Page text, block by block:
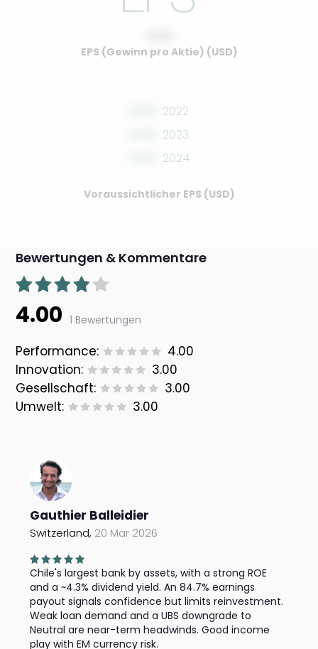
EPS (Gewinn pro Aktie) (USD)
2022
2023
2024
Voraussichtlicher EPS (USD)
Bewertungen & Kommentare
4.00 1 Bewertungen
Performance:
4.00
Innovation:
3.00
Gesellschaft:
3.00
Umwelt:
3.00
Gauthier Balleidier
Switzerland, 20 Mar 2026
Chile's largest bank by assets, with a strong ROE
and a ~4.3% dividend yield. An 84.7% earnings
payout signals confidence but limits reinvestment.
Weak loan demand and a UBS downgrade to
Neutral are near-term headwinds. Good income
play with EM currency risk.